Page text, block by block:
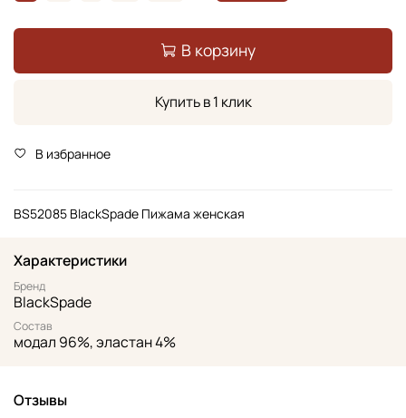
В корзину
Купить в 1 клик
В избранное
BS52085 BlackSpade Пижама женская
Характеристики
Бренд
BlackSpade
Состав
модал 96%, эластан 4%
Отзывы